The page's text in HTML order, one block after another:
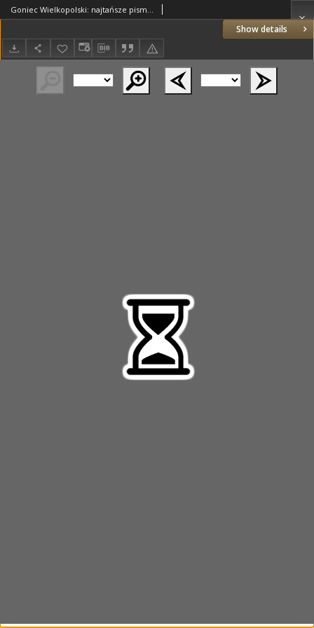
Show details
Goniec Wielkopolski: najtańsze pismo codzienne dla wszystkich stanów 1885.07.03 R.9 Nr148